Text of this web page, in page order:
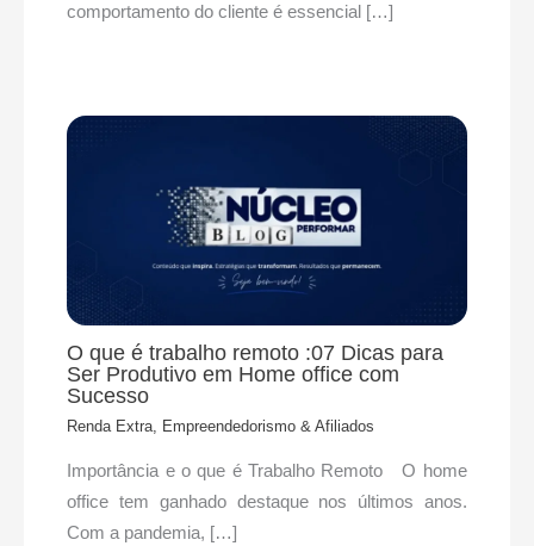
comportamento do cliente é essencial […]
O que é trabalho remoto :07 Dicas para
Ser Produtivo em Home office com
Sucesso
Renda Extra, Empreendedorismo & Afiliados
Importância e o que é Trabalho Remoto O home
office tem ganhado destaque nos últimos anos.
Com a pandemia, […]